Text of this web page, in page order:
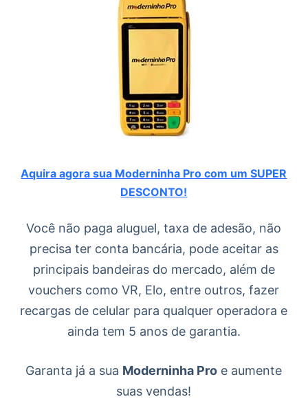
Aquira agora sua Moderninha Pro com um SUPER
DESCONTO!
Você não paga aluguel, taxa de adesão, não
precisa ter conta bancária, pode aceitar as
principais bandeiras do mercado, além de
vouchers como VR, Elo, entre outros, fazer
recargas de celular para qualquer operadora e
ainda tem 5 anos de garantia.
Garanta já a sua Moderninha Pro e aumente
suas vendas!